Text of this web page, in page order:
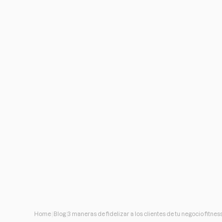
Home Blog 3 maneras de fidelizar a los clientes de tu negocio